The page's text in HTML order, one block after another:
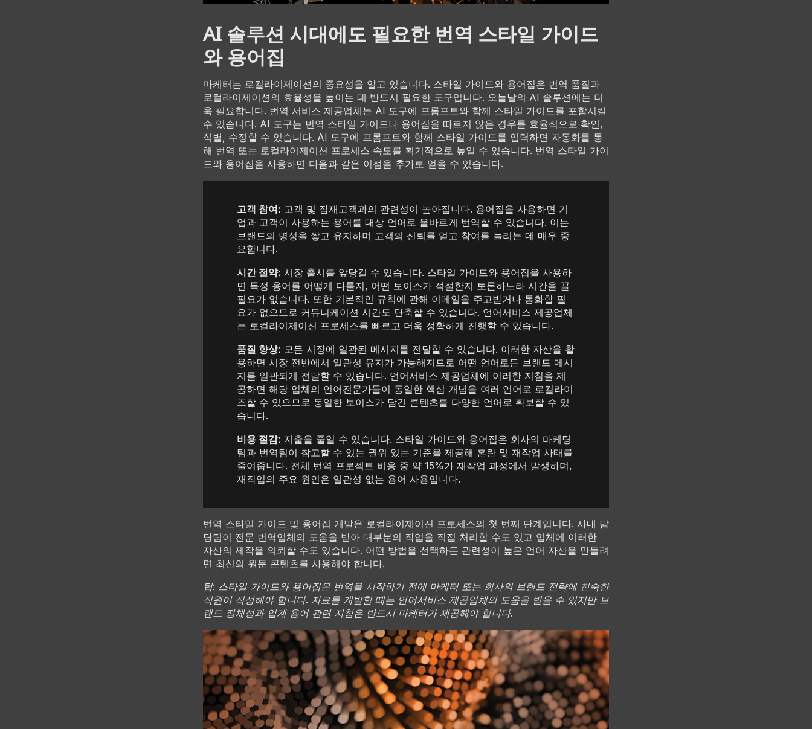
AI 솔루션 시대에도 필요한 번역 스타일 가이드
와 용어집
마케터는 로컬라이제이션의 중요성을 알고 있습니다. 스타일 가이드와 용어집은 번역 품질과
로컬라이제이션의 효율성을 높이는 데 반드시 필요한 도구입니다. 오늘날의 AI 솔루션에는 더
욱 필요합니다. 번역 서비스 제공업체는 AI 도구에 프롬프트와 함께 스타일 가이드를 포함시킬
수 있습니다. AI 도구는 번역 스타일 가이드나 용어집을 따르지 않은 경우를 효율적으로 확인,
식별, 수정할 수 있습니다. AI 도구에 프롬프트와 함께 스타일 가이드를 입력하면 자동화를 통
해 번역 또는 로컬라이제이션 프로세스 속도를 획기적으로 높일 수 있습니다. 번역 스타일 가이
드와 용어집을 사용하면 다음과 같은 이점을 추가로 얻을 수 있습니다.
고객 참여: 고객 및 잠재고객과의 관련성이 높아집니다. 용어집을 사용하면 기
업과 고객이 사용하는 용어를 대상 언어로 올바르게 번역할 수 있습니다. 이는
브랜드의 명성을 쌓고 유지하며 고객의 신뢰를 얻고 참여를 늘리는 데 매우 중
요합니다.
시간 절약: 시장 출시를 앞당길 수 있습니다. 스타일 가이드와 용어집을 사용하
면 특정 용어를 어떻게 다룰지, 어떤 보이스가 적절한지 토론하느라 시간을 끌
필요가 없습니다. 또한 기본적인 규칙에 관해 이메일을 주고받거나 통화할 필
요가 없으므로 커뮤니케이션 시간도 단축할 수 있습니다. 언어서비스 제공업체
는 로컬라이제이션 프로세스를 빠르고 더욱 정확하게 진행할 수 있습니다.
품질 향상: 모든 시장에 일관된 메시지를 전달할 수 있습니다. 이러한 자산을 활
용하면 시장 전반에서 일관성 유지가 가능해지므로 어떤 언어로든 브랜드 메시
지를 일관되게 전달할 수 있습니다. 언어서비스 제공업체에 이러한 지침을 제
공하면 해당 업체의 언어전문가들이 동일한 핵심 개념을 여러 언어로 로컬라이
즈할 수 있으므로 동일한 보이스가 담긴 콘텐츠를 다양한 언어로 확보할 수 있
습니다.
비용 절감: 지출을 줄일 수 있습니다. 스타일 가이드와 용어집은 회사의 마케팅
팀과 번역팀이 참고할 수 있는 권위 있는 기준을 제공해 혼란 및 재작업 사태를
줄여줍니다. 전체 번역 프로젝트 비용 중 약 15%가 재작업 과정에서 발생하며,
재작업의 주요 원인은 일관성 없는 용어 사용입니다.
번역 스타일 가이드 및 용어집 개발은 로컬라이제이션 프로세스의 첫 번째 단계입니다. 사내 담
당팀이 전문 번역업체의 도움을 받아 대부분의 작업을 직접 처리할 수도 있고 업체에 이러한
자산의 제작을 의뢰할 수도 있습니다. 어떤 방법을 선택하든 관련성이 높은 언어 자산을 만들려
면 최신의 원문 콘텐츠를 사용해야 합니다.
팁: 스타일 가이드와 용어집은 번역을 시작하기 전에 마케터 또는 회사의 브랜드 전략에 친숙한
직원이 작성해야 합니다. 자료를 개발할 때는 언어서비스 제공업체의 도움을 받을 수 있지만 브
랜드 정체성과 업계 용어 관련 지침은 반드시 마케터가 제공해야 합니다.